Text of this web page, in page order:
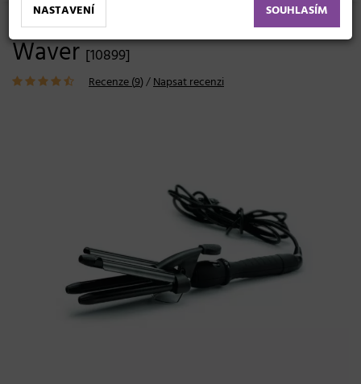
Trojkulma Cera Triple Barrel
Waver [10899]
Recenze (9)/Napsat recenzi
NASTAVENÍ SOUHLASÍM